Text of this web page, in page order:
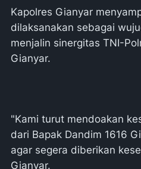
Kapolres Gianyar
dilaksanakan sebagai
menjalin sinergitas TNI-
Gianyar.
"Kami turut mendoakan
dari Bapak Dandim 1616
agar segera diberikan
Gianyar.